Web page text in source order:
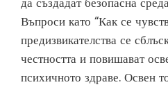
Въпроси като “Как се
предизвикателства се
честността и повишават
психичното здраве. Освен